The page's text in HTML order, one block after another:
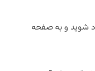
شوید و به صفحه